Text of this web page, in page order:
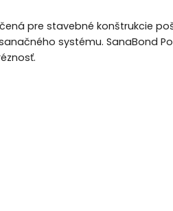
pre stavebné konštrukcie
systému. SanaBond